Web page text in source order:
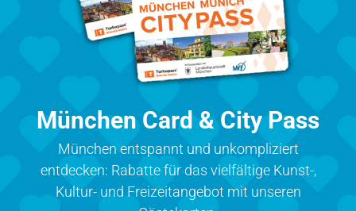
München Card & City Pass
München entspannt und unkompliziert
entdecken: Rabatte für das vielfältige Kunst-,
Kultur- und Freizeitangebot mit unseren